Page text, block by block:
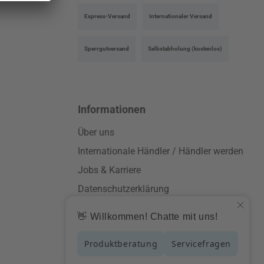
Express-Versand Internationaler Versand
Sperrgutversand Selbstabholung (kostenlos)
Informationen
Über uns
Internationale Händler / Händler werden
Jobs & Karriere
Datenschutzerklärung